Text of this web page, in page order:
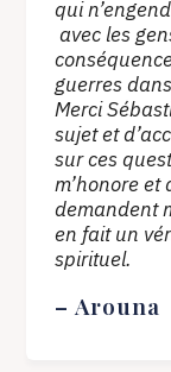
qui
avec les
guerres
Merci
sujet et
sur ces
m’honore
demandent
en fait un
spirituel.
– Arouna